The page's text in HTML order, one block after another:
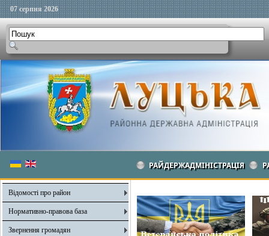
07 серпня 2026
РАЙДЕРЖАДМІНІСТРАЦІЯ
Відомості про район
Нормативно-правова база
Звернення громадян